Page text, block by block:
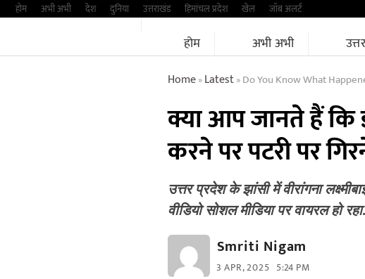
Skipहोम अभी अभी देश दुनिया उत्तराखंड हिमांचल प्रदेश खेल जॉब अलर्ट
होम अभी अभी
Home»Latest»Do You Know What
क्या आप जानते हैं कि
करने पर पटरी पर
उत्तर प्रदेश के झांसी में वीरांगना
वीडियो सोशल मीडिया पर वायरल हो
Smriti Nigam
3 APR, 2025 5:24 PM